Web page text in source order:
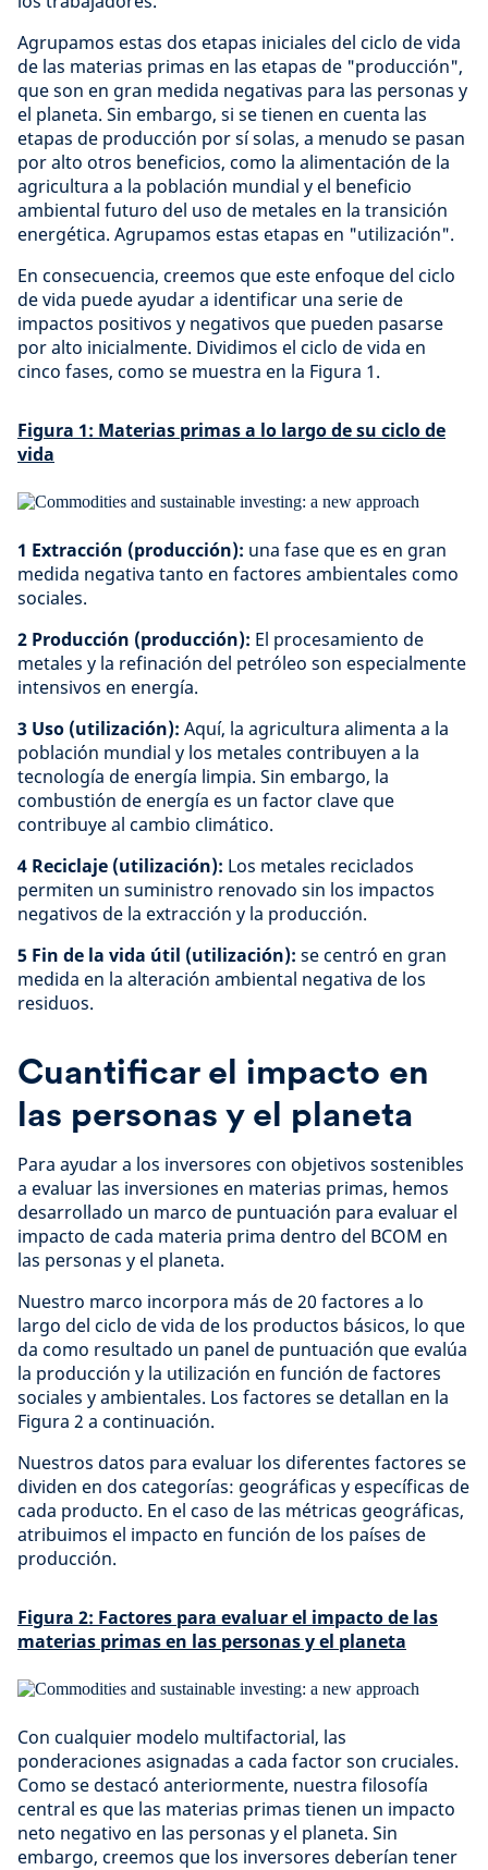
Agrupamos estas dos etapas iniciales del ciclo de vida
de las materias primas en las etapas de "producción",
que son en gran medida negativas para las personas y
el planeta. Sin embargo, si se tienen en cuenta las
etapas de producción por sí solas, a menudo se pasan
por alto otros beneficios, como la alimentación de la
agricultura a la población mundial y el beneficio
ambiental futuro del uso de metales en la transición
energética. Agrupamos estas etapas en "utilización".
En consecuencia, creemos que este enfoque del ciclo
de vida puede ayudar a identificar una serie de
impactos positivos y negativos que pueden pasarse
por alto inicialmente. Dividimos el ciclo de vida en
cinco fases, como se muestra en la Figura 1.
Figura 1: Materias primas a lo largo de su ciclo de
vida
1 Extracción (producción): una fase que es en gran
medida negativa tanto en factores ambientales como
sociales.
2 Producción (producción): El procesamiento de
metales y la refinación del petróleo son especialmente
intensivos en energía.
3 Uso (utilización): Aquí, la agricultura alimenta a la
población mundial y los metales contribuyen a la
tecnología de energía limpia. Sin embargo, la
combustión de energía es un factor clave que
contribuye al cambio climático.
4 Reciclaje (utilización): Los metales reciclados
permiten un suministro renovado sin los impactos
negativos de la extracción y la producción.
5 Fin de la vida útil (utilización): se centró en gran
medida en la alteración ambiental negativa de los
residuos.
Cuantificar el impacto en
las personas y el planeta
Para ayudar a los inversores con objetivos sostenibles
a evaluar las inversiones en materias primas, hemos
desarrollado un marco de puntuación para evaluar el
impacto de cada materia prima dentro del BCOM en
las personas y el planeta.
Nuestro marco incorpora más de 20 factores a lo
largo del ciclo de vida de los productos básicos, lo que
da como resultado un panel de puntuación que evalúa
la producción y la utilización en función de factores
sociales y ambientales. Los factores se detallan en la
Figura 2 a continuación.
Nuestros datos para evaluar los diferentes factores se
dividen en dos categorías: geográficas y específicas de
cada producto. En el caso de las métricas geográficas,
atribuimos el impacto en función de los países de
producción.
Figura 2: Factores para evaluar el impacto de las
materias primas en las personas y el planeta
Con cualquier modelo multifactorial, las
ponderaciones asignadas a cada factor son cruciales.
Como se destacó anteriormente, nuestra filosofía
central es que las materias primas tienen un impacto
neto negativo en las personas y el planeta. Sin
embargo, creemos que los inversores deberían tener